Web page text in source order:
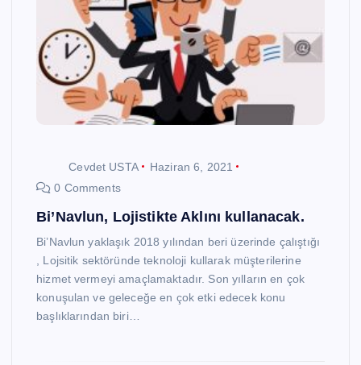
Cevdet USTA
Haziran 6, 2021
0 Comments
Bi’Navlun, Lojistikte Aklını kullanacak.
Bi’Navlun yaklaşık 2018 yılından beri üzerinde çalıştığı
, Lojsitik sektöründe teknoloji kullarak müşterilerine
hizmet vermeyi amaçlamaktadır. Son yılların en çok
konuşulan ve geleceğe en çok etki edecek konu
başlıklarından biri…